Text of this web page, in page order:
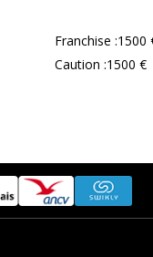
Franchise :1500
Caution :1500 €